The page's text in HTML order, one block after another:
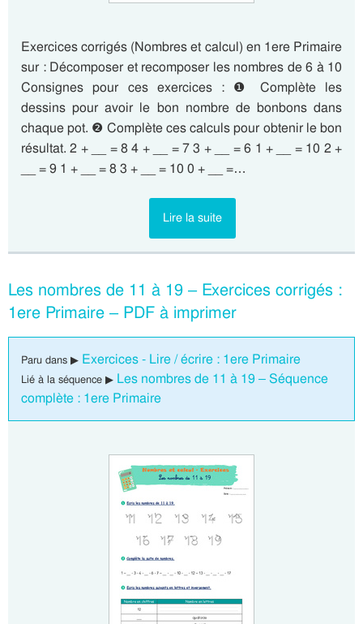
Exercices corrigés (Nombres et calcul) en 1ere Primaire
sur : Décomposer et recomposer les nombres de 6 à 10
Consignes pour ces exercices : ❶ Complète les
dessins pour avoir le bon nombre de bonbons dans
chaque pot. ❷ Complète ces calculs pour obtenir le bon
résultat. 2 + __ = 8 4 + __ = 7 3 + __ = 6 1 + __ = 10 2 +
__ = 9 1 + __ = 8 3 + __ = 10 0 + __ =…
Lire la suite
Les nombres de 11 à 19 – Exercices corrigés :
1ere Primaire – PDF à imprimer
Paru dans ▶ Exercices - Lire / écrire : 1ere Primaire
Lié à la séquence ▶ Les nombres de 11 à 19 – Séquence
complète : 1ere Primaire